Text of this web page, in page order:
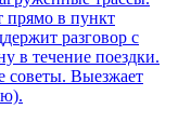
прямо в пункт
разговор с
в течение поездки.
советы. Выезжает